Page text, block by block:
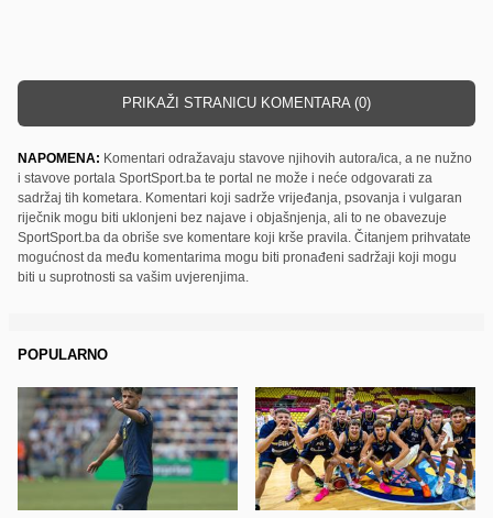
PRIKAŽI STRANICU KOMENTARA (0)
NAPOMENA: Komentari odražavaju stavove njihovih autora/ica, a ne nužno
i stavove portala SportSport.ba te portal ne može i neće odgovarati za
sadržaj tih kometara. Komentari koji sadrže vrijeđanja, psovanja i vulgaran
riječnik mogu biti uklonjeni bez najave i objašnjenja, ali to ne obavezuje
SportSport.ba da obriše sve komentare koji krše pravila. Čitanjem prihvatate
mogućnost da među komentarima mogu biti pronađeni sadržaji koji mogu
biti u suprotnosti sa vašim uvjerenjima.
POPULARNO